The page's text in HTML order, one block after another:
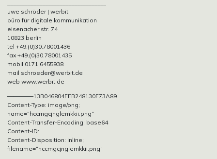
uwe schröder | werbit
büro für digitale kommunikation
eisenacher str. 74
10823 berlin
tel +49.(0)30.78001436
fax +49.(0)30.78001435
mobil 0171.6455938
mail schroeder@werbit.de
web www.werbit.de
————–13B046804FEB248130F73A89
Content-Type: image/png;
name=“hccmgcjnglemkkii.png“
Content-Transfer-Encoding: base64
Content-ID:
Content-Disposition: inline;
filename=“hccmgcjnglemkkii.png“